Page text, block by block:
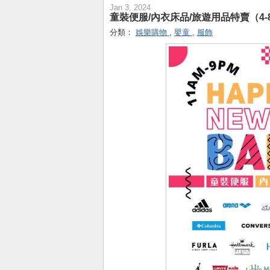
Jan 3, 2024
童裝便服/內衣床品/旅遊用品特賣（4-
分類： 娛樂購物 , 嬰童 , 服飾